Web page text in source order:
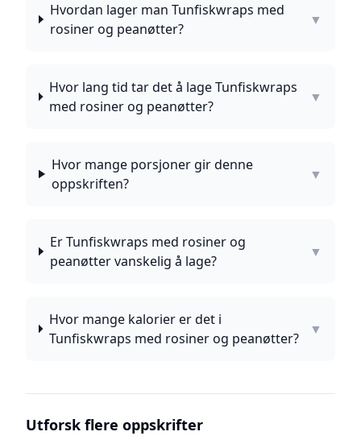
Hvordan lager man Tunfiskwraps med
rosiner og peanøtter?
▼
Hvor lang tid tar det å lage Tunfiskwraps
med rosiner og peanøtter?
▼
Hvor mange porsjoner gir denne
oppskriften?
▼
Er Tunfiskwraps med rosiner og
peanøtter vanskelig å lage?
▼
Hvor mange kalorier er det i
Tunfiskwraps med rosiner og peanøtter?
▼
Utforsk flere oppskrifter